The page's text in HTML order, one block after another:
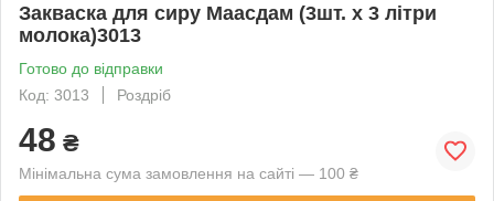
Закваска для сиру Маасдам (3шт. х 3 літри
молока)3013
Готово до відправки
Код: 3013
Роздріб
48 ₴
Мінімальна сума замовлення на сайті — 100 ₴